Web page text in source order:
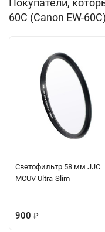
60С (Canon EW-
Светофильтр 58 мм JJC
MCUV Ultra-Slim
900 ₽